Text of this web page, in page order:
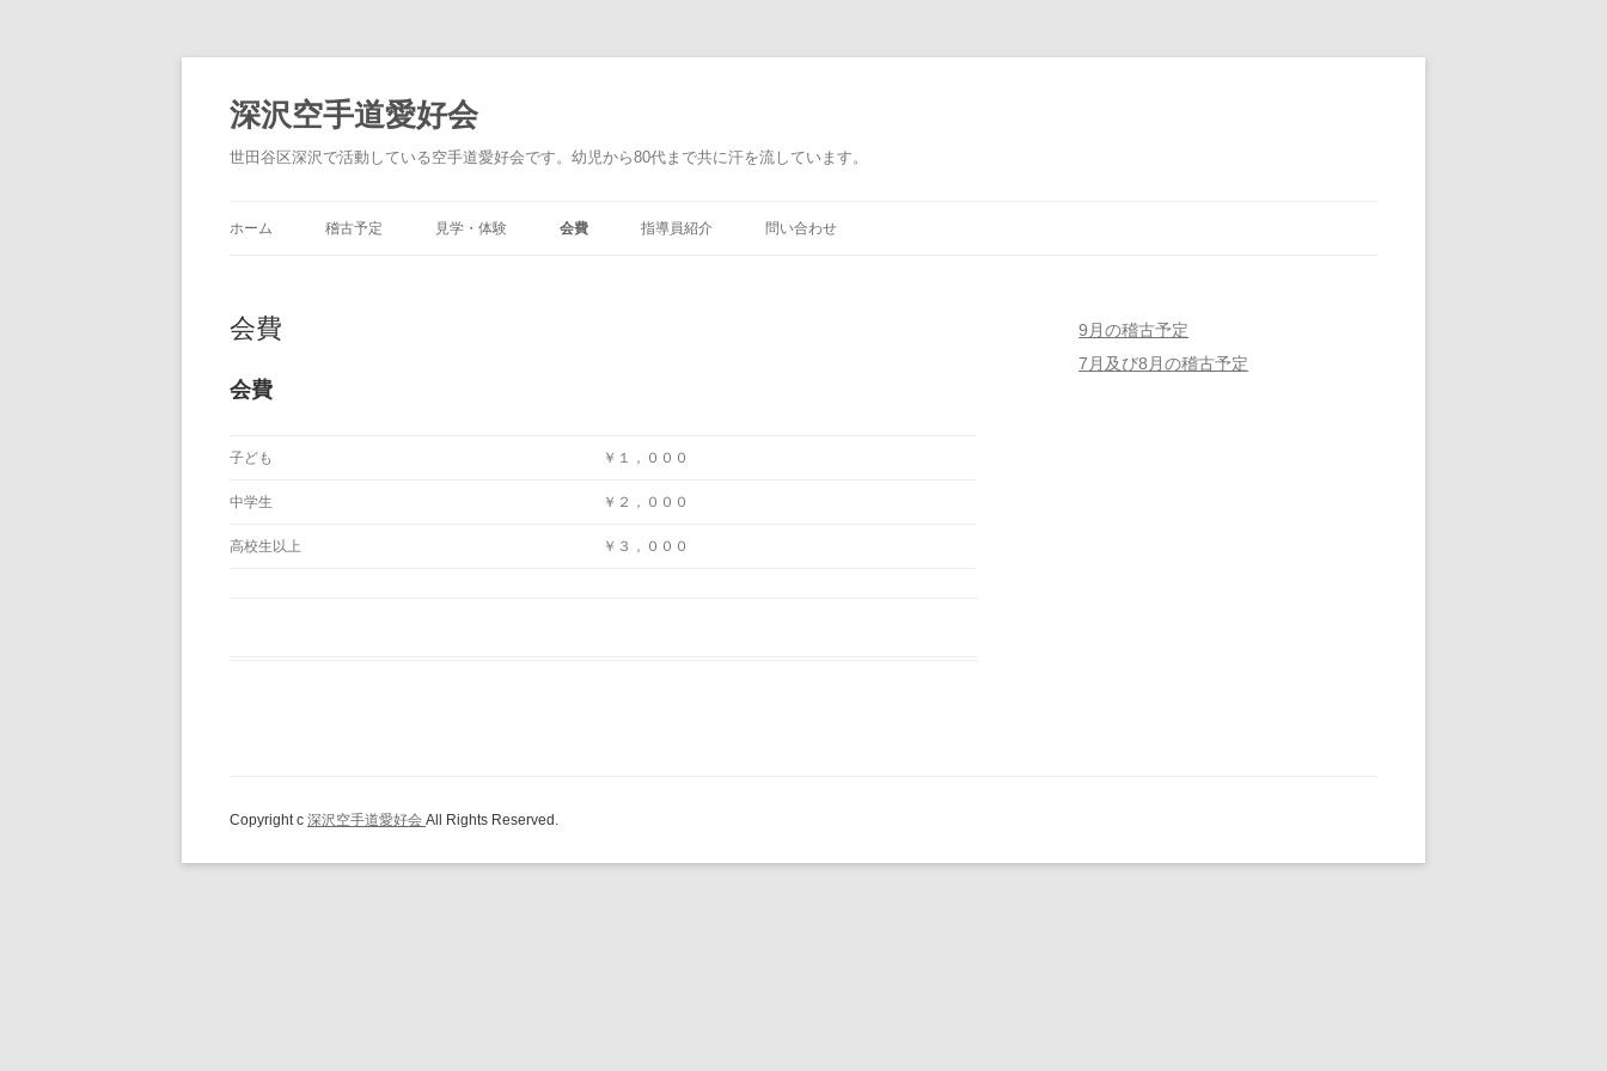
テ
ン
へ
ッ
プ
深沢空手道愛好会
世田谷区深沢で活動している空手道愛好会です。幼児から80代まで共に汗を流しています。
ホーム 稽古予定 見学・体験 会費 指導員紹介 問い合わせ
会費
会費
子ども ￥１，０００
中学生 ￥２，０００
高校生以上 ￥３，０００
9月の稽古予定
7月及び8月の稽古予定
Copyright c 深沢空手道愛好会 All Rights Reserved.